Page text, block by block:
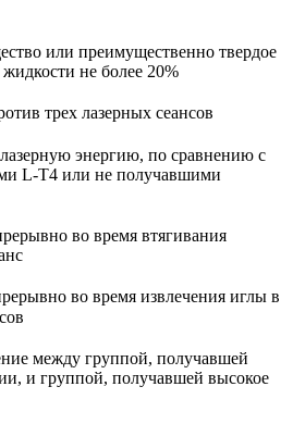
или преимущественно твердое
не более 20%
трех лазерных сеансов
энергию, по сравнению с
L-T4 или не получавшими
во время втягивания
во время извлечения иглы в
между группой, получавшей
и группой, получавшей высокое